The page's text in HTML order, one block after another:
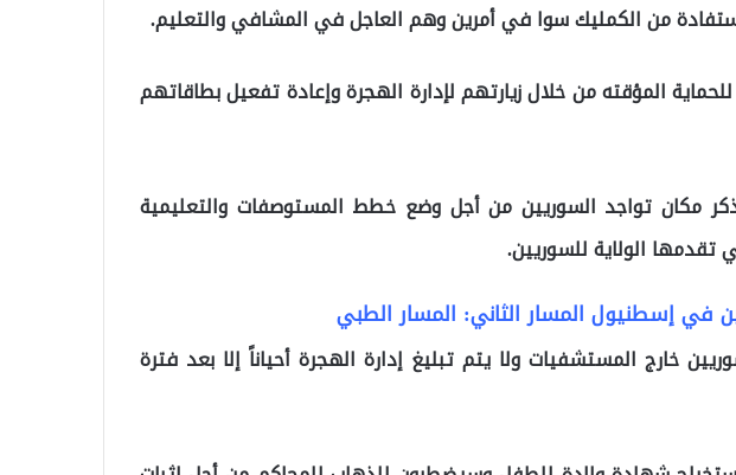
من الكمليك سوا في أمرين وهم العاجل في المشافي والتعليم.
المؤقته من خلال زيارتهم لإدارة الهجرة وإعادة تفعيل بطاقاتهم
مكان تواجد السوريين من أجل وضع خطط المستوصفات والتعليمية
تقدمها الولاية للسوريين.
خارج المستشفيات ولا يتم تبليغ إدارة الهجرة أحياناً إلا بعد فترة